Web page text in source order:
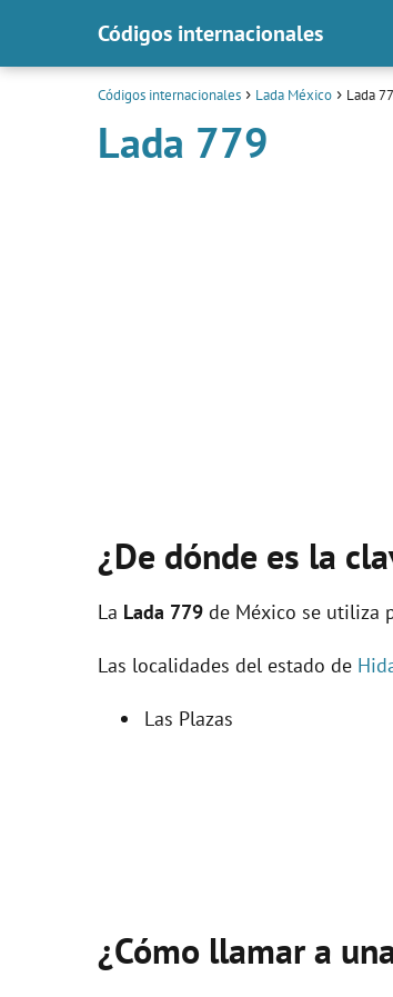
Códigos internacionales
Códigos internacionales Lada México Lada
Lada 779
¿De dónde es la
La Lada 779 de México se utiliza
Las localidades del estado de
Las Plazas
¿Cómo llamar a